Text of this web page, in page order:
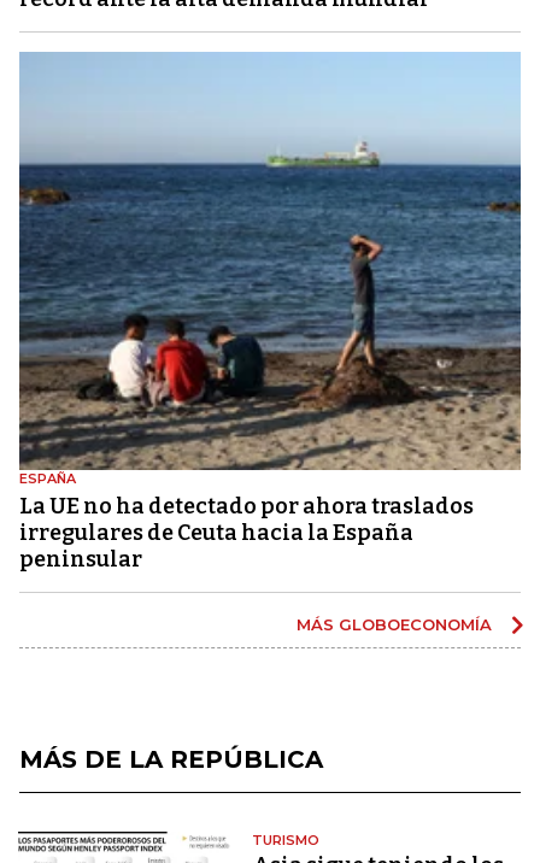
ESPAÑA
La UE no ha detectado por ahora traslados
irregulares de Ceuta hacia la España
peninsular
MÁS GLOBOECONOMÍA
MÁS DE LA REPÚBLICA
TURISMO